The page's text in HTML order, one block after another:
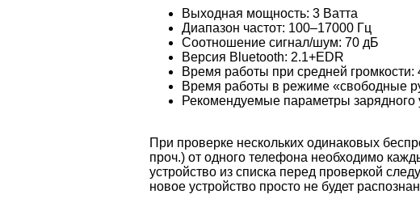
Выходная мощность: 3 Ватта
Диапазон частот: 100–17000 Гц
Соотношение сигнал/шум: 70 дБ
Версия Bluetooth: 2.1+EDR
Время работы при средней громкости:
Время работы в режиме «свободные
Рекомендуемые параметры зарядного
При проверке нескольких одинаковых
проч.) от одного телефона необходимо
устройство из списка перед проверкой
новое устройство просто не будет